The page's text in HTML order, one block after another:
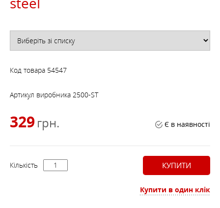
Код товара 54547
Артикул виробника 2500-ST
329 грн. Є в наявності
Кількість КУПИТИ
Купити в один клік